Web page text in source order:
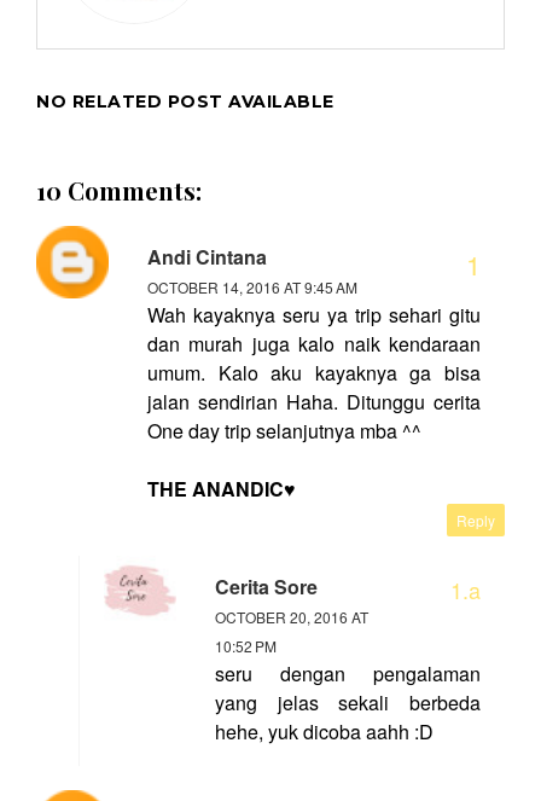
NO RELATED POST AVAILABLE
10 Comments:
Andi Cintana
OCTOBER 14, 2016 AT 9:45 AM
Wah kayaknya seru ya trip sehari gitu
dan murah juga kalo naik kendaraan
umum. Kalo aku kayaknya ga bisa
jalan sendirian Haha. Ditunggu cerita
One day trip selanjutnya mba ^^
THE ANANDIC♥
Reply
Cerita Sore
OCTOBER 20, 2016 AT
10:52 PM
seru dengan pengalaman
yang jelas sekali berbeda
hehe, yuk dicoba aahh :D